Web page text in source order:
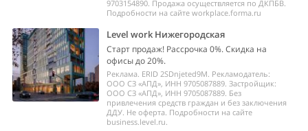
9703154890. Продажа осуществляется по ДКПБВ.
Подробности на сайте workplace.forma.ru
Level work Нижегородская
Старт продаж! Рассрочка 0%. Скидка на
офисы до 20%.
Реклама. ERID 2SDnjeted9M. Рекламодатель:
ООО СЗ «АПД», ИНН 9705087889. Застройщик:
ООО СЗ «АПД», ИНН 9705087889. Без
привлечения средств граждан и без заключения
ДДУ. Не оферта. Подробности на сайте
business.level.ru.